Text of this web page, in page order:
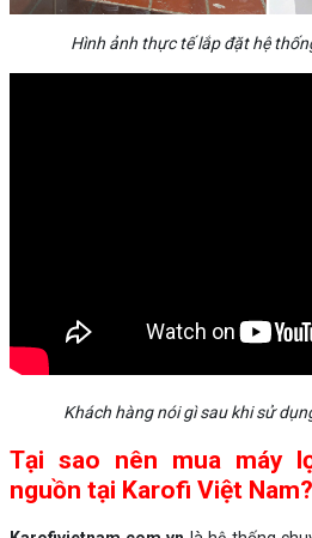
Hình ảnh thực tế lắp đặt hệ
Khách hàng nói gì sau khi sử
Tại sao nên mua máy
nguồn tại Karofi Việt Nam?